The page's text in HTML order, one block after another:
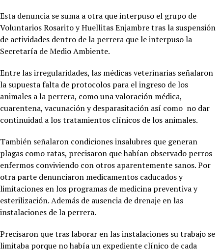
Esta denuncia se suma a otra que interpuso el grupo de
Voluntarios Rosarito y Huellitas Enjambre tras la suspensión
de actividades dentro de la perrera que le interpuso la
Secretaría de Medio Ambiente.
Entre las irregularidades, las médicas veterinarias señalaron
la supuesta falta de protocolos para el ingreso de los
animales a la perrera, como una valoración médica,
cuarentena, vacunación y desparasitación así como no dar
continuidad a los tratamientos clínicos de los animales.
También señalaron condiciones insalubres que generan
plagas como ratas, precisaron que habían observado perros
enfermos conviviendo con otros aparentemente sanos. Por
otra parte denunciaron medicamentos caducados y
limitaciones en los programas de medicina preventiva y
esterilización. Además de ausencia de drenaje en las
instalaciones de la perrera.
Precisaron que tras laborar en las instalaciones su trabajo se
limitaba porque no había un expediente clínico de cada